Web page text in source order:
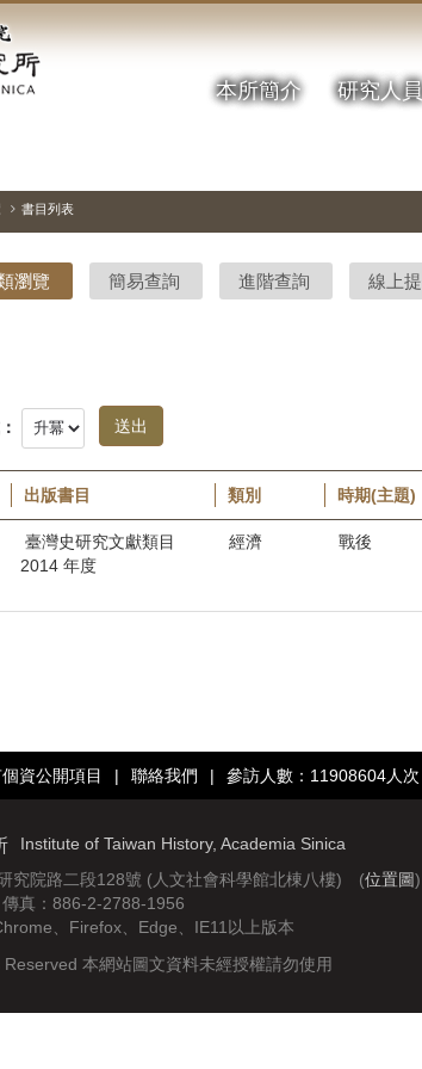
本所簡介 研究人員
書目列表
瀏覽 簡易查詢 進階查詢 線上
出版書目 類別 時期(主題)
臺灣史研究文獻類目
2014 年度
經濟 戰後
資公開項目 | 聯絡我們 | 參訪人數：11908604人次
Institute of Taiwan History, Academia Sinica
究院路二段128號 (人文社會科學館北棟八樓) (位置圖)
真：886-2-2788-1956
、Firefox、Edge、IE11以上版本
本網站圖文資料未經授權請勿使用